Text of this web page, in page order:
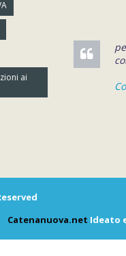
ai
Catenanuova.net Ideato